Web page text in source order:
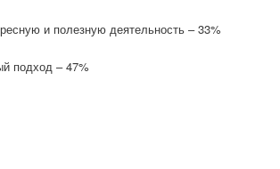
и полезную деятельность – 33%
подход – 47%